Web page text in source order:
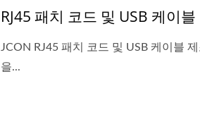
RJ45 패치 코드 및 USB 케이블
JCON RJ45 패치 코드 및 USB 케이블
을...